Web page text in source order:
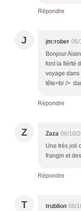
Répondre
J jm:rober 06/
Bonjour
font la fièrté
voyage dans
tête<br />
Répondre
Z Zaza 06/10/
Une très joli
frangin et
Répondre
T trublion 06/